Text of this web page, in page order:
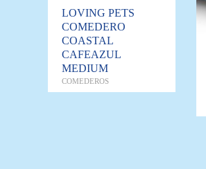
LOVING PETS
COMEDERO
COASTAL
CAFEAZUL
MEDIUM
COMEDEROS